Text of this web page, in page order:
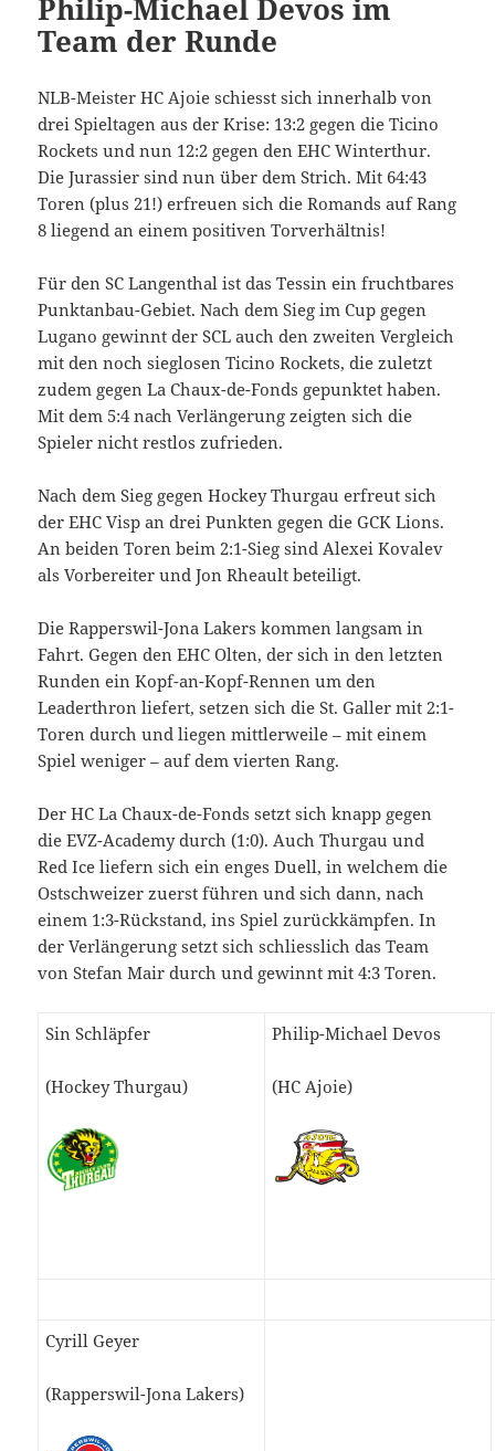
Philip-Michael Devos im
Team der Runde
NLB-Meister HC Ajoie schiesst sich innerhalb von
drei Spieltagen aus der Krise: 13:2 gegen die Ticino
Rockets und nun 12:2 gegen den EHC Winterthur.
Die Jurassier sind nun über dem Strich. Mit 64:43
Toren (plus 21!) erfreuen sich die Romands auf Rang
8 liegend an einem positiven Torverhältnis!
Für den SC Langenthal ist das Tessin ein fruchtbares
Punktanbau-Gebiet. Nach dem Sieg im Cup gegen
Lugano gewinnt der SCL auch den zweiten Vergleich
mit den noch sieglosen Ticino Rockets, die zuletzt
zudem gegen La Chaux-de-Fonds gepunktet haben.
Mit dem 5:4 nach Verlängerung zeigten sich die
Spieler nicht restlos zufrieden.
Nach dem Sieg gegen Hockey Thurgau erfreut sich
der EHC Visp an drei Punkten gegen die GCK Lions.
An beiden Toren beim 2:1-Sieg sind Alexei Kovalev
als Vorbereiter und Jon Rheault beteiligt.
Die Rapperswil-Jona Lakers kommen langsam in
Fahrt. Gegen den EHC Olten, der sich in den letzten
Runden ein Kopf-an-Kopf-Rennen um den
Leaderthron liefert, setzen sich die St. Galler mit 2:1-
Toren durch und liegen mittlerweile – mit einem
Spiel weniger – auf dem vierten Rang.
Der HC La Chaux-de-Fonds setzt sich knapp gegen
die EVZ-Academy durch (1:0). Auch Thurgau und
Red Ice liefern sich ein enges Duell, in welchem die
Ostschweizer zuerst führen und sich dann, nach
einem 1:3-Rückstand, ins Spiel zurückkämpfen. In
der Verlängerung setzt sich schliesslich das Team
von Stefan Mair durch und gewinnt mit 4:3 Toren.
Sin Schläpfer
(Hockey Thurgau)
Philip-Michael Devos
(HC Ajoie)
Cyrill Geyer
(Rapperswil-Jona Lakers)